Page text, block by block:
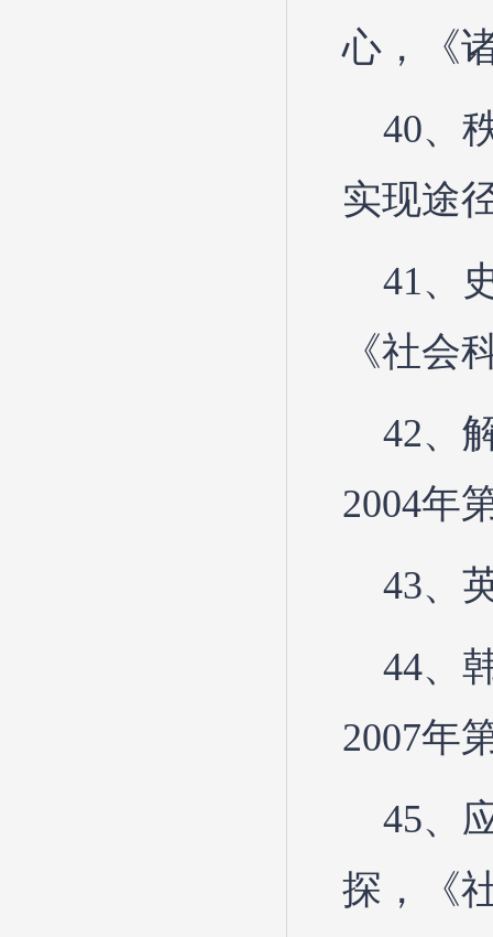
心，《
40、
实现途
41、
《社会
42、
2004年
43、
44、
2007年
45、
探，《